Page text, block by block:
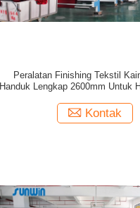
Peralatan Finishing Tekstil
Handuk Lengkap 2600mm Untuk
Kontak